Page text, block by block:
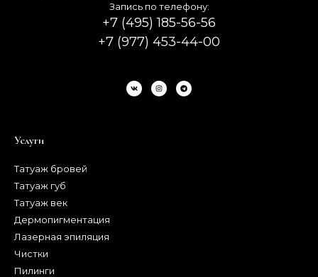
Запись по телефону:
+7 (495) 185-56-56
+7 (977) 453-44-00
Услуги
Татуаж бровей
Татуаж губ
Татуаж век
Дермопигментация
Лазерная эпиляция
Чистки
Пилинги